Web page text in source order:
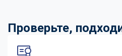
Проверьте,